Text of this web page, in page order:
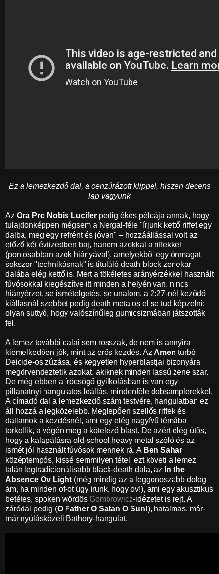
Ez a lemezkezdő dal, a cenzúrázott klippel, hiszen decens
lap vagyunk
Az Ora Pro Nobis Lucifer pedig ékes példája annak, hogy
tulajdonképpen mégsem a Nergal-féle "írjunk kettő riffet egy
dalba, meg egy refrént és jóvan" – hozzáállással volt az
előző két évtizedben baj, hanem azokkal a riffekkel
(pontosabban azok hiányával), amelyekből egy önmagát
sokszor "technikásnak" is tituláló death-black zenekar
dalába elég kettő is. Mert a tökéletes arányérzékkel használt
fúvósokkal kiegészítve itt minden a helyén van, nincs
hiányérzet, se ismételgetés, se unalom, a 2:27-nél keződő
kiállásnál szebbet pedig death metalos el se tud képzelni:
olyan suttyó, hogy valószínűleg gumicsizmában játszották
fel.
A lemez további dalai sem rosszak, de nem is annyira
kiemelkedően jók, mint az erős kezdés. Az Amen turbó-
Deicide-os zúzása, és kegyetlen hyperblastjai bizonyára
megörvendeztetik azokat, akiknek minden lassú zene szar.
De még ebben a fröcsögő gyilkolásban is van egy
pillanatnyi hangulatos leállás, mindenféle dobsamplerekkel.
A címadó dal a lemezkezdő szám testvére, hangulatban ez
áll hozzá a legközelebb. Meglepően szellős riffek és
dallamok a kezdésnél, ami egy elég nagyívű témába
torkollik, a végén meg a kötelező blast. De azért elég ütős,
hogy a kalapálásra old-school heavy metal szóló és az
ismét jól használt fúvósok mennek rá. A Ben Sahar
középtempós, kissé semmilyen tétel, ezt követi a lemez
talán legtradícionálisabb black-death dala, az In the
Absence Ov Light (még mindig az a leggonoszabb dolog
ám, ha minden of-ot úgy írunk, hogy ov!), ami egy akusztikus
betétes, spoken wördös Gombrowicz-idézetet is rejt. A
záródal pedig (O Father O Satan O Sun!), hatalmas, már-
már nyúlásközeli Bathory-hangulat.